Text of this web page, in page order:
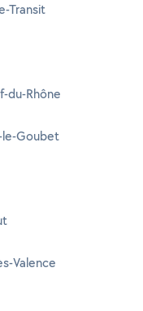
Transit
du-Rhône
le-Goubet
Valence